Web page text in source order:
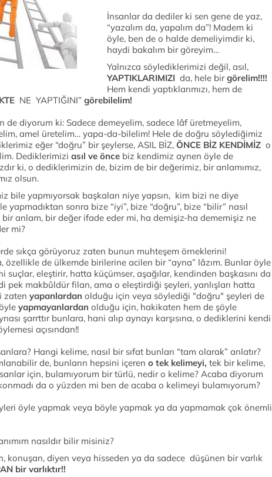
İnsanlar da dediler ki sen gene de yaz,
“yazalım da, yapalım da”! Madem ki
öyle, ben de o halde demeliyimdir ki,
haydi bakalım bir göreyim…
Yalnızca söylediklerimizi değil, asıl,
YAPTIKLARIMIZI da, hele birgörelim!!!!
Hem kendi yaptıklarımızı, hem de
NE YAPTIĞINI” görebilelim!
de diyorum ki: Sadece demeyelim, sadece lâf üretmeyelim,
amel üretelim… yapa-da-bilelim! Hele de doğru söylediğimiz
eğer “doğru” bir şeylerse, ASIL BİZ, ÖNCE BİZ KENDİMİZ o
Dediklerimizi asıl ve önce biz kendimiz aynen öyle de
ki, o dediklerimizin de, bizim de bir değerimiz, bir anlamımız,
olsun.
bile yapmıyorsak başkaları niye yapsın, kim bizi ne diye
yapmadıktan sonra bize “iyi”, bize “doğru”, bize “bilir” nasıl
anlam, bir değer ifade eder mi, ha demişiz-ha dememişiz ne
mi?
sıkça görüyoruz zaten bunun muhteşem örneklerini!
özellikle de ülkemde birilerine acilen bir “ayna” lâzım. Bunlar öyle
suçlar, eleştirir, hatta küçümser, aşağılar, kendinden başkasını da
pek makbûldür filan, ama o eleştirdiği şeyleri, yanlışları hatta
zaten yapanlardan olduğu için veya söylediği "doğru" şeyleri de
yapmayanlardan olduğu için, hakikaten hem de şöyle
şarrttır bunlara, hani alıp aynayı karşısına, o dediklerini kendi
açısından!!
Hangi kelime, nasıl bir sıfat bunları “tam olarak” anlatır?
de, bunların hepsini içeren o tek kelimeyi, tek bir kelime,
için, bulamıyorum bir türlü, nedir o kelime? Acaba diyorum
da o yüzden mi ben de acaba o kelimeyi bulamıyorum?
öyle yapmak veya böyle yapmak ya da yapmamak çok önemli
nasıldır bilir misiniz?
konuşan, diyen veya hisseden ya da sadece düşünen bir varlık
bir varlıktır!!